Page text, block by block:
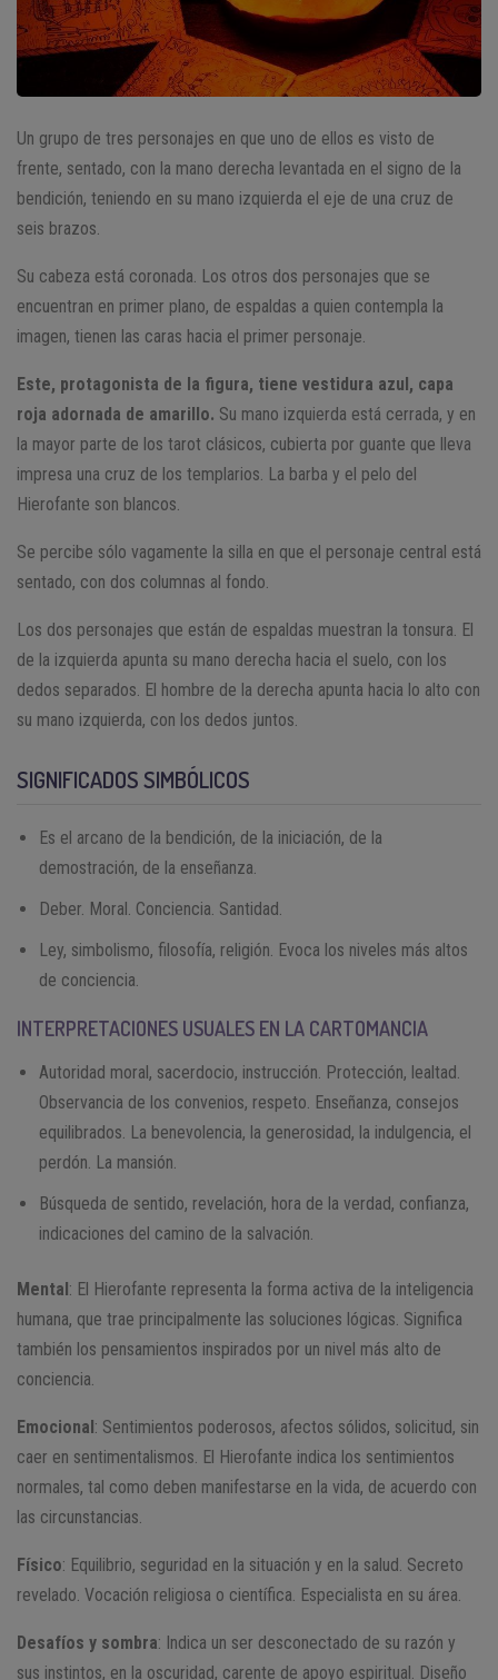
Un grupo de tres personajes en que uno de ellos es visto de
frente, sentado, con la mano derecha levantada en el signo de la
bendición, teniendo en su mano izquierda el eje de una cruz de
seis brazos.
Su cabeza está coronada. Los otros dos personajes que se
encuentran en primer plano, de espaldas a quien contempla la
imagen, tienen las caras hacia el primer personaje.
Este, protagonista de la figura, tiene vestidura azul, capa
roja adornada de amarillo. Su mano izquierda está cerrada, y en
la mayor parte de los tarot clásicos, cubierta por guante que lleva
impresa una cruz de los templarios. La barba y el pelo del
Hierofante son blancos.
Se percibe sólo vagamente la silla en que el personaje central está
sentado, con dos columnas al fondo.
Los dos personajes que están de espaldas muestran la tonsura. El
de la izquierda apunta su mano derecha hacia el suelo, con los
dedos separados. El hombre de la derecha apunta hacia lo alto con
su mano izquierda, con los dedos juntos.
SIGNIFICADOS SIMBÓLICOS
Es el arcano de la bendición, de la iniciación, de la
demostración, de la enseñanza.
Deber. Moral. Conciencia. Santidad.
Ley, simbolismo, filosofía, religión. Evoca los niveles más altos
de conciencia.
INTERPRETACIONES USUALES EN LA CARTOMANCIA
Autoridad moral, sacerdocio, instrucción. Protección, lealtad.
Observancia de los convenios, respeto. Enseñanza, consejos
equilibrados. La benevolencia, la generosidad, la indulgencia, el
perdón. La mansión.
Búsqueda de sentido, revelación, hora de la verdad, confianza,
indicaciones del camino de la salvación.
Mental: El Hierofante representa la forma activa de la inteligencia
humana, que trae principalmente las soluciones lógicas. Significa
también los pensamientos inspirados por un nivel más alto de
conciencia.
Emocional: Sentimientos poderosos, afectos sólidos, solicitud, sin
caer en sentimentalismos. El Hierofante indica los sentimientos
normales, tal como deben manifestarse en la vida, de acuerdo con
las circunstancias.
Físico: Equilibrio, seguridad en la situación y en la salud. Secreto
revelado. Vocación religiosa o científica. Especialista en su área.
Desafíos y sombra: Indica un ser desconectado de su razón y
sus instintos, en la oscuridad, carente de apoyo espiritual. Diseño